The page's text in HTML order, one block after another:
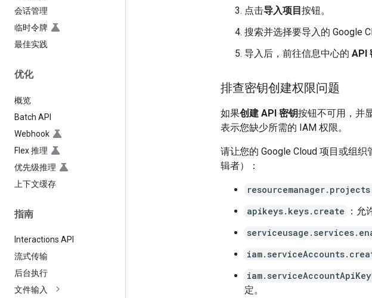
会话管理
临时令牌
最佳实践
优化
概览
Batch API
Webhook
Flex 推理
优先级推理
上下文缓存
指南
Interactions API
流式传输
后台执行
文件输入
点击导入项目按钮。
搜索并选择要导入的 Google
导入后，前往信息中心的 API
排查密钥创建权限问题
如果创建 API 密钥按钮不可用，并
表示您缺少所需的 IAM 权限。
请让您的 Google Cloud 项目或组
辑者）：
apikeys.keys.create
：允
定。